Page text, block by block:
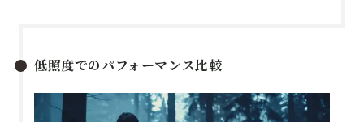
低照度でのパフォーマンス比較